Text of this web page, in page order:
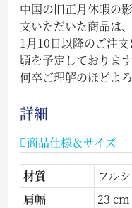
中国の旧正月休暇の
文いただいた商品は
1月10日以降のご注
頃を予定しております
何卒ご理解のほどよ
詳細
商品仕様＆サイズ
材質 フル
肩幅
23 cm